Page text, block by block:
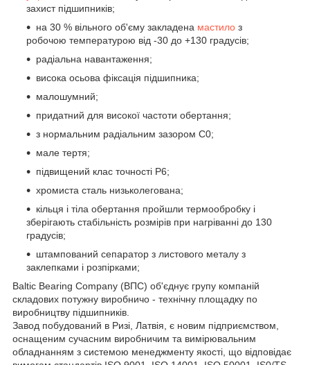
захист підшипників;
на 30 % вільного об'єму закладена мастило з
робочою температурою від -30 до +130 градусів;
радіальна навантаження;
висока осьова фіксація підшипника;
малошумний;
придатний для високої частоти обертання;
з нормальним радіальним зазором С0;
мале тертя;
підвищений клас точності P6;
хромиста сталь низьколегована;
кільця і тіла обертання пройшли термообробку і
зберігають стабільність розмірів при нагріванні до 130
градусів;
штампований сепаратор з листового металу з
заклепками і розпірками;
Baltic Bearing Company (ВПС) об'єднує групу компаній
складових потужну виробничо - технічну площадку по
виробництву підшипників.
Завод побудований в Ризі, Латвія, є новим підприємством,
оснащеним сучасним виробничим та вимірювальним
обладнанням з системою менеджменту якості, що відповідає